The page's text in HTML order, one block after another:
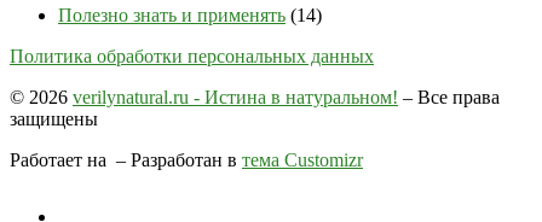
Полезно знать и применять (14)
Политика обработки персональных данных
© 2026 verilynatural.ru - Истина в натуральном! – Все права
защищены
Работает на – Разработан в тема Customizr